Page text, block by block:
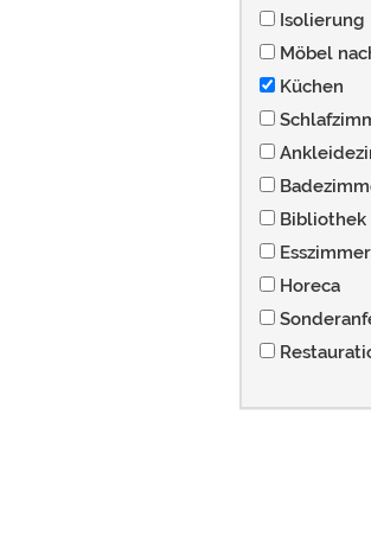
Isolierung
Möbel
Küchen
Bibliothek
Esszimmer
Horeca